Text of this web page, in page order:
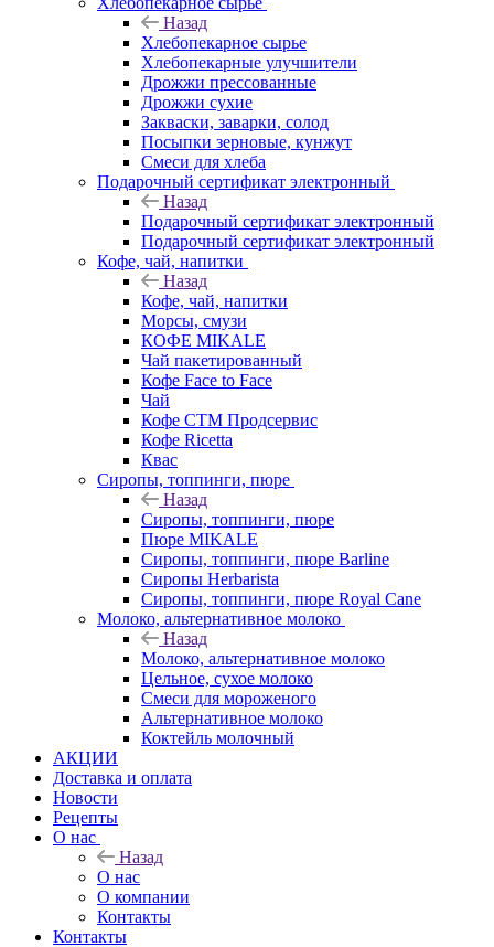
Назад
Хлебопекарное сырье
Хлебопекарные улучшители
Дрожжи прессованные
Дрожжи сухие
Закваски, заварки, солод
Посыпки зерновые, кунжут
Смеси для хлеба
Подарочный сертификат электронный
Назад
Подарочный сертификат электронный
Подарочный сертификат электронный
Кофе, чай, напитки
Назад
Кофе, чай, напитки
Морсы, смузи
КОФЕ MIKALE
Чай пакетированный
Кофе Face to Face
Чай
Кофе СТМ Продсервис
Кофе Ricetta
Квас
Сиропы, топпинги, пюре
Назад
Сиропы, топпинги, пюре
Пюре MIKALE
Сиропы, топпинги, пюре Barline
Сиропы Herbarista
Сиропы, топпинги, пюре Royal Cane
Молоко, альтернативное молоко
Назад
Молоко, альтернативное молоко
Цельное, сухое молоко
Смеси для мороженого
Альтернативное молоко
Коктейль молочный
АКЦИИ
Доставка и оплата
Новости
Рецепты
О нас
Назад
О нас
О компании
Контакты
Контакты